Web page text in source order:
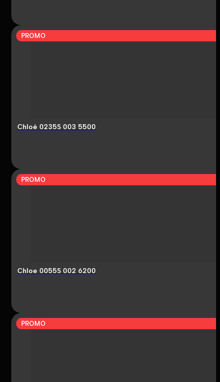
PROMO
Chloé 0235S 003 5500
PROMO
Chloe 0055S 002 6200
PROMO